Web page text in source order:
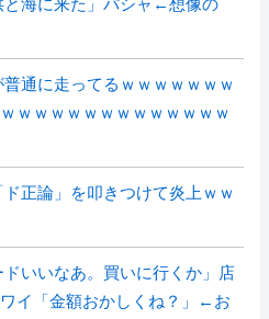
と海に来た」パシャ←想像の
普通に走ってるｗｗｗｗｗｗｗ
ｗｗｗｗｗｗｗｗｗｗｗｗｗ
ド正論」を叩きつけて炎上ｗｗ
ドいいなあ。買いに行くか」店
イ「金額おかしくね？」←お